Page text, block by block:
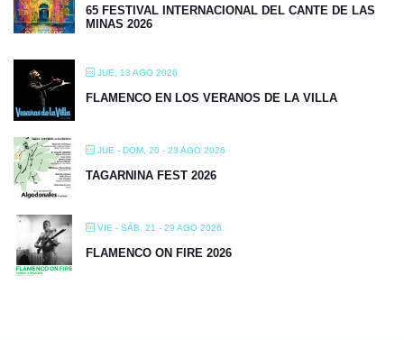
65 FESTIVAL INTERNACIONAL DEL CANTE DE LAS
MINAS 2026
JUE, 13 AGO 2026
FLAMENCO EN LOS VERANOS DE LA VILLA
JUE - DOM, 20 - 23 AGO 2026
TAGARNINA FEST 2026
VIE - SÁB, 21 - 29 AGO 2026
FLAMENCO ON FIRE 2026